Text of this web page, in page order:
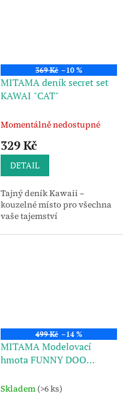
369 Kč –10 %
MITAMA deník secret set
KAWAI "CAT"
Momentálně nedostupné
329 Kč
DETAIL
Tajný deník Kawaii –
kouzelné místo pro všechna
vaše tajemství
499 Kč –14 %
MITAMA Modelovací
hmota FUNNY DOO
Skladem (>6 ks)